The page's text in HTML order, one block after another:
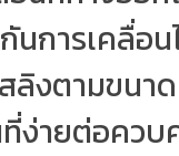
การเคลื่อน
งตามขนาด
ง่ายต่อควบ